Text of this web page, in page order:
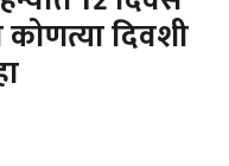
दिवशी